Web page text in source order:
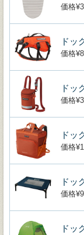
価格
ドッ
価格
ドッ
価格
ドッ
価格
ドッ
価格
ドッ